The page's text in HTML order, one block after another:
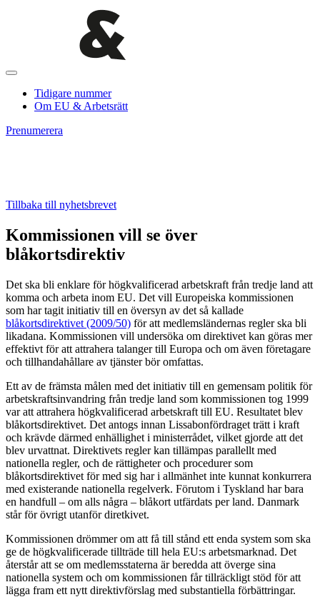
Tidigare nummer
Om EU & Arbetsrätt
Prenumerera
Tillbaka till nyhetsbrevet
Kommissionen vill se över
blåkortsdirektiv
Det ska bli enklare för högkvalificerad arbetskraft från tredje land att
komma och arbeta inom EU. Det vill Europeiska kommissionen
som har tagit initiativ till en översyn av det så kallade
blåkortsdirektivet (2009/50) för att medlemsländernas regler ska bli
likadana. Kommissionen vill undersöka om direktivet kan göras mer
effektivt för att attrahera talanger till Europa och om även företagare
och tillhandahållare av tjänster bör omfattas.
Ett av de främsta målen med det initiativ till en gemensam politik för
arbetskraftsinvandring från tredje land som kommissionen tog 1999
var att attrahera högkvalificerad arbetskraft till EU. Resultatet blev
blåkortsdirektivet. Det antogs innan Lissabonfördraget trätt i kraft
och krävde därmed enhällighet i ministerrådet, vilket gjorde att det
blev urvattnat. Direktivets regler kan tillämpas parallellt med
nationella regler, och de rättigheter och procedurer som
blåkortsdirektivet för med sig har i allmänhet inte kunnat konkurrera
med existerande nationella regelverk. Förutom i Tyskland har bara
en handfull – om alls några – blåkort utfärdats per land. Danmark
står för övrigt utanför diretkivet.
Kommissionen drömmer om att få till stånd ett enda system som ska
ge de högkvalificerade tillträde till hela EU:s arbetsmarknad. Det
återstår att se om medlemsstaterna är beredda att överge sina
nationella system och om kommissionen får tillräckligt stöd för att
lägga fram ett nytt direktivförslag med substantiella förbättringar.